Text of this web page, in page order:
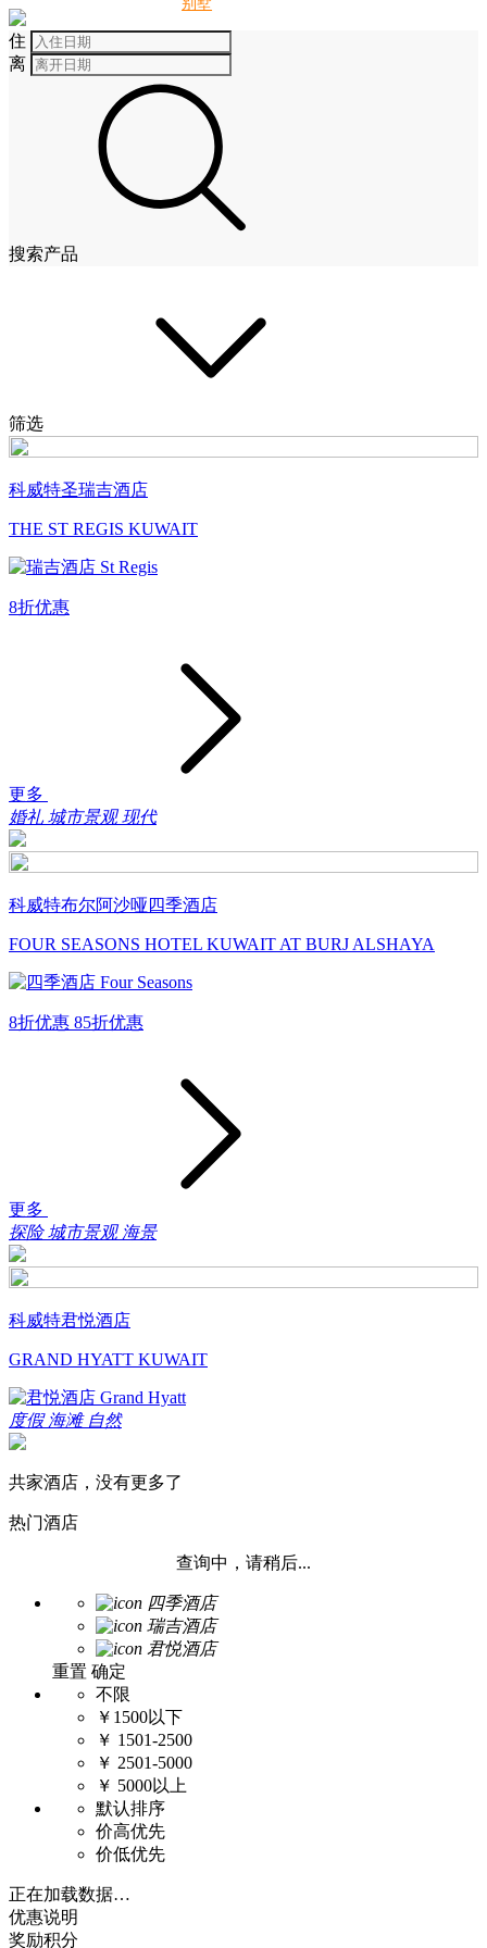
住
离
搜索产品
筛选
科威特圣瑞吉酒店
THE ST REGIS KUWAIT
8折优惠
更多
婚礼 城市景观 现代
科威特布尔阿沙哑四季酒店
FOUR SEASONS HOTEL KUWAIT AT BURJ ALSHAYA
8折优惠 85折优惠
更多
探险 城市景观 海景
科威特君悦酒店
GRAND HYATT KUWAIT
度假 海滩 自然
共家酒店，没有更多了
热门酒店
查询中，请稍后...
四季酒店
瑞吉酒店
君悦酒店
重置 确定
不限
￥1500以下
￥ 1501-2500
￥ 2501-5000
￥ 5000以上
默认排序
价高优先
价低优先
正在加载数据…
优惠说明
奖励积分